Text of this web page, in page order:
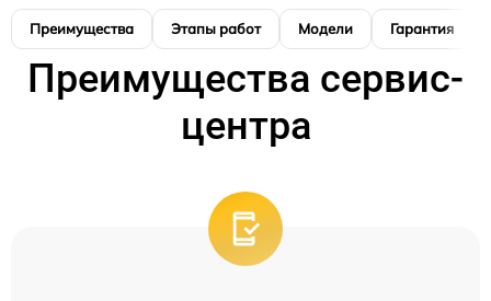
Преимущества Этапы работ Модели Гарантия
Преимущества сервис-
центра